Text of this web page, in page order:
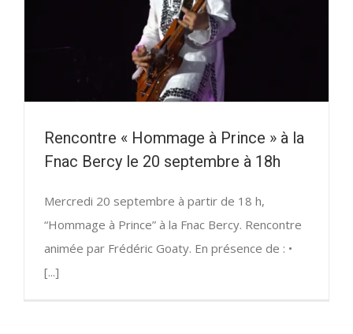
Rencontre « Hommage à Prince » à la
Fnac Bercy le 20 septembre à 18h
Mercredi 20 septembre à partir de 18 h,
“Hommage à Prince” à la Fnac Bercy. Rencontre
animée par Frédéric Goaty. En présence de : •
[...]